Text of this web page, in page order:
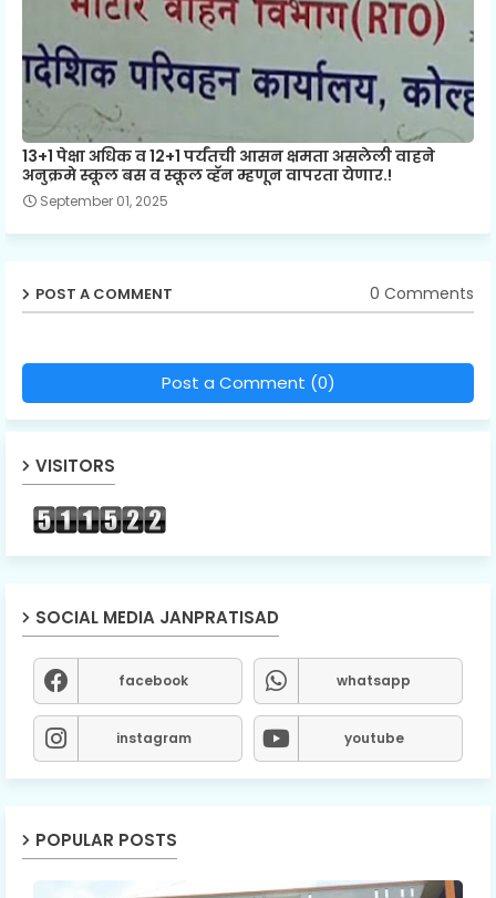
13+1 पेक्षा अधिक व 12+1 पर्यंतची आसन क्षमता असलेली वाहने
अनुक्रमे स्कूल बस व स्कूल व्हॅन म्हणून वापरता येणार.!
September 01, 2025
POST A COMMENT 0 Comments
Post a Comment (0)
VISITORS
SOCIAL MEDIA JANPRATISAD
facebook whatsapp
instagram youtube
POPULAR POSTS